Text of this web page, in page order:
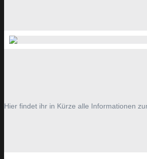
Hier findet ihr in Kürze alle Informationen